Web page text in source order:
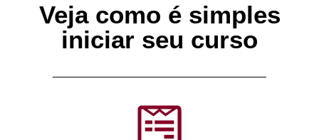
Veja como é simples
iniciar seu curso